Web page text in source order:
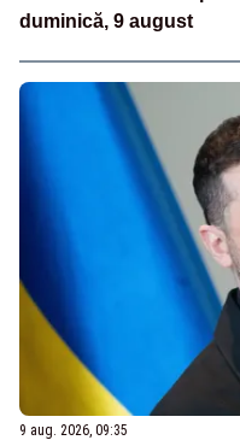
duminică, 9 august
9 aug. 2026, 09:35